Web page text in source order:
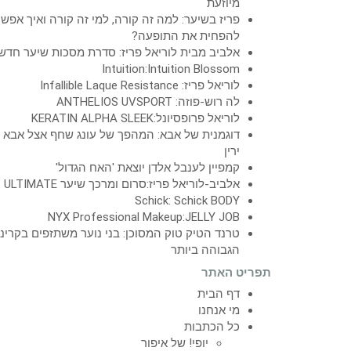
מיוזעת
פריז בשיער: למה זה קורה, למי זה קורה ואיך
להפחית את התופעה?
אלביב מבית לוריאל פריז: סדרת מסכות שיער
Intuition:Intuition Blossom
לוריאל פריז: Infallible Laque Resistance
לה רוש-פוזה: ANTHELIOS UVSPORT
לוריאל פרופסיונל:KERATIN ALPHA SLEEK
דוגמנית של אבא: המהפך של עונג שחף אצל אבא
ירין
קמפיין לענבל אלדן יוצאת 'האח הגדול'
אלביב-לוריאל פריז:סרום ומרכך שיער ULTIMATE
Schick: Schick BODY
NYX Professional Makeup:JELLY JOB
טרנד הטיק טוק המסוכן: בני נוער משתזפים
הגבוהה ביותר
תפריט האתר
דף הבית
מי אנחנו
כל הכתבות
יופי! של איפור